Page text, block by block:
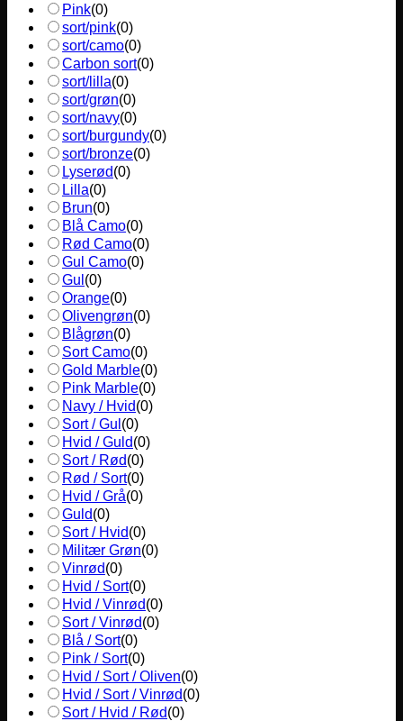
Pink(0)
sort/pink(0)
sort/camo(0)
Carbon sort(0)
sort/lilla(0)
sort/grøn(0)
sort/navy(0)
sort/burgundy(0)
sort/bronze(0)
Lyserød(0)
Lilla(0)
Brun(0)
Blå Camo(0)
Rød Camo(0)
Gul Camo(0)
Gul (0)
Orange(0)
Olivengrøn(0)
Blågrøn(0)
Sort Camo(0)
Gold Marble(0)
Pink Marble(0)
Navy / Hvid(0)
Sort / Gul (0)
Hvid / Guld(0)
Sort / Rød(0)
Rød / Sort(0)
Hvid / Grå(0)
Guld(0)
Sort / Hvid(0)
Militær Grøn(0)
Vinrød(0)
Hvid / Sort(0)
Hvid / Vinrød(0)
Sort / Vinrød(0)
Blå / Sort(0)
Pink / Sort(0)
Hvid / Sort / Oliven(0)
Hvid / Sort / Vinrød(0)
Sort / Hvid / Rød(0)